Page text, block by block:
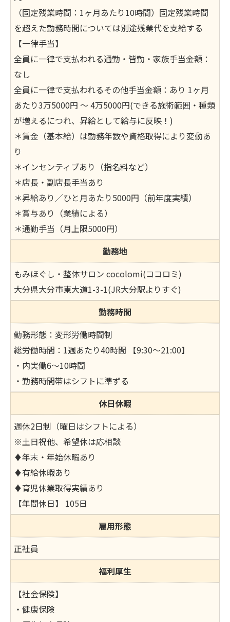
（固定残業時間：1ヶ月あたり10時間）固定残業時間
を超えた勤務時間については別途残業代を支給する
【一律手当】
全員に一律で支払われる通勤・皆勤・家族手当金額：
なし
全員に一律で支払われるその他手当金額：あり 1ヶ月
あたり3万5000円 〜 4万5000円(できる施術範囲・種類
が増えるにつれ、昇給として給与に反映！)
＊賃金（基本給）は勤務年数や資格取得により変動あ
り
＊インセンティブあり（指名料など）
＊店長・副店長手当あり
＊昇給あり／ひと月あたり5000円（前年度実績）
＊賞与あり（業績による）
＊通勤手当（月上限5000円）
勤務地
もみほぐし・整体サロン cocolomi(ココロミ)
大分県大分市東大道1-3-1(JR大分駅よりすぐ)
勤務時間
勤務形態：変形労働時間制
総労働時間：1週あたり40時間 【9:30〜21:00】
・内実働6～10時間
・勤務時間帯はシフトに準ずる
休日休暇
週休2日制（曜日はシフトによる）
※土日祝他、希望休は応相談
♦年末・年始休暇あり
♦有給休暇あり
♦育児休業取得実績あり
【年間休日】 105日
雇用形態
正社員
福利厚生
【社会保険】
・健康保険